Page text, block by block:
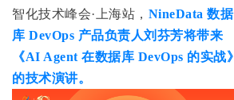
智化技术峰会·上海站 ， NineData 数据
库 DevOps 产品负责人刘芬芳将带来
《AI Agent 在数据库 DevOps 的实战》
的技术演讲。